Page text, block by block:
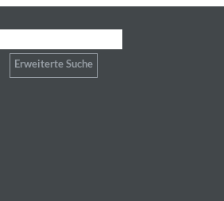
Erweiterte Suche